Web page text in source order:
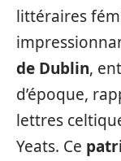
littéraires
de Dublin,
d’époque,
lettres
Yeats. Ce